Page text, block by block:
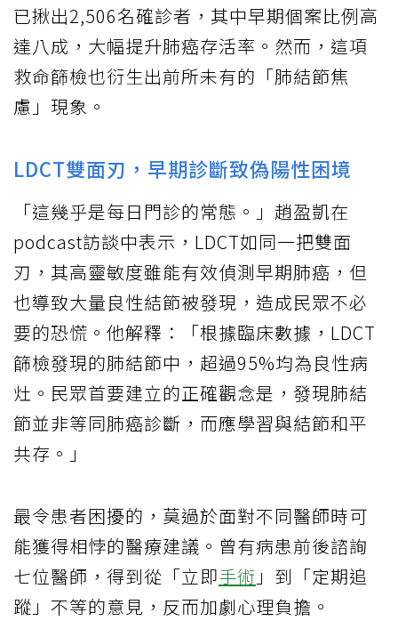
已揪出2,506名確診者，其中早期個案比例高
達八成，大幅提升肺癌存活率。然而，這項
救命篩檢也衍生出前所未有的「肺結節焦
慮」現象。
LDCT雙面刃，早期診斷致偽陽性困境
「這幾乎是每日門診的常態。」趙盈凱在
podcast訪談中表示，LDCT如同一把雙面
刃，其高靈敏度雖能有效偵測早期肺癌，但
也導致大量良性結節被發現，造成民眾不必
要的恐慌。他解釋：「根據臨床數據，LDCT
篩檢發現的肺結節中，超過95%均為良性病
灶。民眾首要建立的正確觀念是，發現肺結
節並非等同肺癌診斷，而應學習與結節和平
共存。」
最令患者困擾的，莫過於面對不同醫師時可
能獲得相悖的醫療建議。曾有病患前後諮詢
七位醫師，得到從「立即手術 」到「定期追
蹤」不等的意見，反而加劇心理負擔。